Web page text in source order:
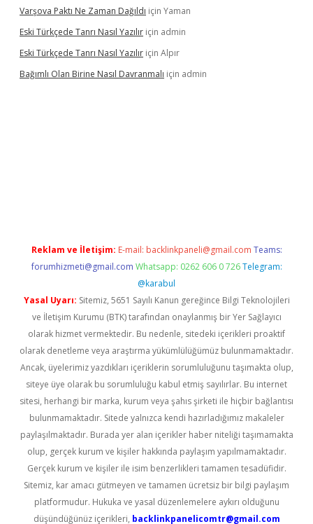
Varşova Paktı Ne Zaman Dağıldı için Yaman
Eski Türkçede Tanrı Nasıl Yazılır için admin
Eski Türkçede Tanrı Nasıl Yazılır için Alpır
Bağımlı Olan Birine Nasıl Davranmalı için admin
Reklam ve İletişim: E-mail: backlinkpaneli@gmail.com Teams:
forumhizmeti@gmail.com Whatsapp: 0262 606 0 726 Telegram:
@karabul
Yasal Uyarı: Sitemiz, 5651 Sayılı Kanun gereğince Bilgi Teknolojileri
ve İletişim Kurumu (BTK) tarafından onaylanmış bir Yer Sağlayıcı
olarak hizmet vermektedir. Bu nedenle, sitedeki içerikleri proaktif
olarak denetleme veya araştırma yükümlülüğümüz bulunmamaktadır.
Ancak, üyelerimiz yazdıkları içeriklerin sorumluluğunu taşımakta olup,
siteye üye olarak bu sorumluluğu kabul etmiş sayılırlar. Bu internet
sitesi, herhangi bir marka, kurum veya şahıs şirketi ile hiçbir bağlantısı
bulunmamaktadır. Sitede yalnızca kendi hazırladığımız makaleler
paylaşılmaktadır. Burada yer alan içerikler haber niteliği taşımamakta
olup, gerçek kurum ve kişiler hakkında paylaşım yapılmamaktadır.
Gerçek kurum ve kişiler ile isim benzerlikleri tamamen tesadüfidir.
Sitemiz, kar amacı gütmeyen ve tamamen ücretsiz bir bilgi paylaşım
platformudur. Hukuka ve yasal düzenlemelere aykırı olduğunu
düşündüğünüz içerikleri, backlinkpanelicomtr@gmail.com